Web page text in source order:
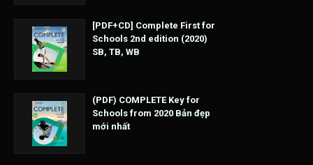
[PDF+CD] Complete First for
Schools 2nd edition (2020)
SB, TB, WB
(PDF) COMPLETE Key for
Schools from 2020 Bản đẹp
mới nhất